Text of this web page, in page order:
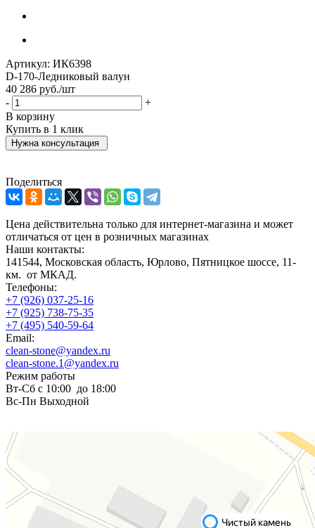
Артикул: ИК6398
D-170-Ледниковый валун
40 286 руб./шт
-
+
В корзину
Купить в 1 клик
Нужна консультация
Поделиться
Цена действительна только для интернет-магазина и может
отличаться от цен в розничных магазинах
Наши контакты:
141544, Московская область, Юрлово, Пятницкое шоссе, 11-
км. от МКАД.
Телефоны:
+7 (926) 037-25-16
+7 (925) 738-75-35
+7 (495) 540-59-64
Email:
clean-stone@yandex.ru
clean-stone.1@yandex.ru
Режим работы
Вт-Сб с 10:00 до 18:00
Вс-Пн Выходной